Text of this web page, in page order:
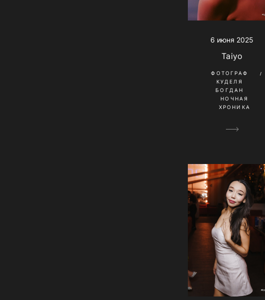
6 июня 2025
Taiyo
ФОТОГРАФ
КУДЕЛЯ
БОГДАН
НОЧНАЯ
ХРОНИКА